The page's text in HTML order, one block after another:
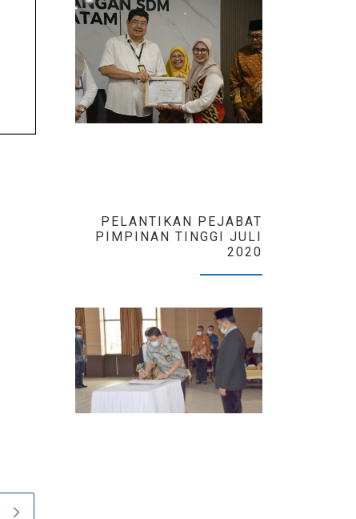
PELANTIKAN PEJABAT
PIMPINAN TINGGI JULI
2020